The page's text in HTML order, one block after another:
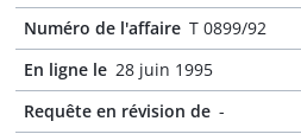
Numéro de l'affaire T 0899/92
En ligne le 28 juin 1995
Requête en révision de -